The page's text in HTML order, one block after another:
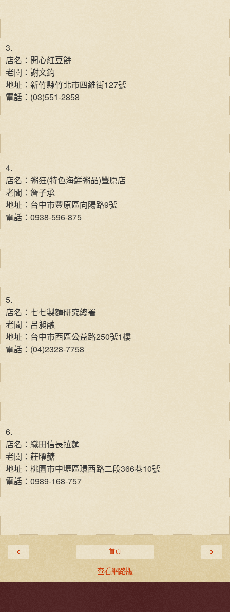
3.
店名：開心紅豆餅
老闆：謝文鈞
地址：新竹縣竹北市四維街127號
電話：(03)551-2858
4.
店名：粥狂(特色海鮮粥品)豐原店
老闆：詹子承
地址：台中市豐原區向陽路9號
電話：0938-596-875
5.
店名：七七製麵研究總署
老闆：呂昶融
地址：台中市西區公益路250號1樓
電話：(04)2328-7758
6.
店名：織田信長拉麵
老闆：莊曜赯
地址：桃園市中壢區環西路二段366巷10號
電話：0989-168-757
‹ ›
首頁
查看網路版